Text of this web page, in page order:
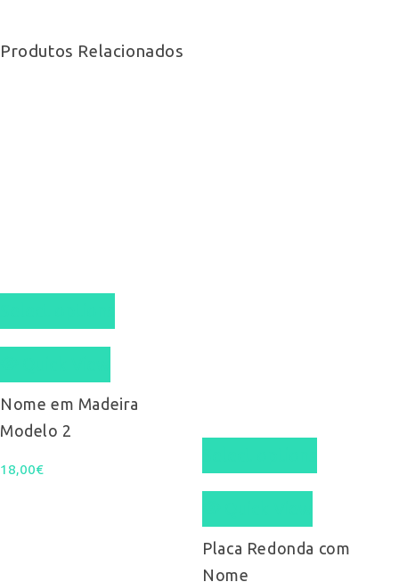
Produtos Relacionados
Nome em Madeira
Modelo 2
18,00€
Placa Redonda com
Nome